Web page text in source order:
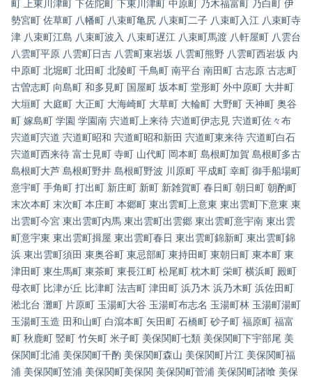
町 上東川津町 下佐陀町 下東川津町 中原町 乃木福富町 乃白町 伊
勢宮町 佐草町 八幡町 八束町亀尻 八束町二子 八束町入江 八束町寺
津 八束町江島 八束町波入 八束町遅江 八束町馬渡 八軒屋町 八雲台
八雲町平原 八雲町日吉 八雲町東岩坂 八雲町熊野 八雲町西岩坂 内
中原町 北堀町 北田町 北陵町 千鳥町 南平台 南田町 古志原 古志町
古曽志町 向島町 和多見町 国屋町 坂本町 堂形町 外中原町 大井町
大垣町 大庭町 大正町 大海崎町 大草町 大輪町 大野町 天神町 奥谷
町 嫁島町 学園 学園南 宍道町上来待 宍道町伊志見 宍道町佐々布
宍道町宍道 宍道町昭和 宍道町昭和新田 宍道町東来待 宍道町白石
宍道町西来待 富士見町 寺町 山代町 岡本町 島根町加賀 島根町多古
島根町大芦 島根町野井 島根町野波 川原町 平成町 幸町 御手船場町
意宇町 手角町 打出町 新庄町 新町 新雑賀町 春日町 朝日町 朝酌町
末次本町 末次町 本庄町 本郷町 東出雲町上意東 東出雲町下意東 東
出雲町今宮 東出雲町内馬 東出雲町出雲郷 東出雲町意宇南 東出雲
町意宇東 東出雲町揖屋 東出雲町春日 東出雲町錦新町 東出雲町錦
浜 東出雲町須田 東奥谷町 東忌部町 東持田町 東朝日町 東本町 東
津田町 東生馬町 東茶町 東長江町 松尾町 枕木町 栄町 横浜町 殿町
母衣町 比津が丘 比津町 法吉町 津田町 浜乃木 浜乃木町 浜佐田町
淞北台 灘町 片原町 玉湯町大谷 玉湯町布志名 玉湯町林 玉湯町湯町
玉湯町玉造 田和山町 白瀉本町 矢田町 石橋町 砂子町 福原町 福富
町 秋鹿町 竪町 竹矢町 米子町 美保関町七類 美保関町下宇部尾 美
保関町北浦 美保関町千酌 美保関町森山 美保関町片江 美保関町福
浦 美保関町笠浦 美保関町美保関 美保関町菅浦 美保関町諸喰 美保